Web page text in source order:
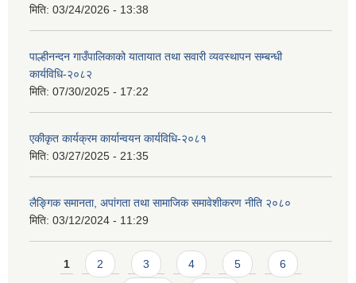
मिति: 03/24/2026 - 13:38
पाल्हीनन्दन गाउँपालिकाको यातायात तथा सवारी व्यवस्थापन सम्बन्धी
कार्यविधि-२०८२
मिति: 07/30/2025 - 17:22
एकीकृत कार्यक्रम कार्यान्वयन कार्यविधि-२०८१
मिति: 03/27/2025 - 21:35
लैङ्गिक समानता, अपांगता तथा सामाजिक समावेशीकरण नीति २०८०
मिति: 03/12/2024 - 11:29
Pages
1 2 3 4 5 6